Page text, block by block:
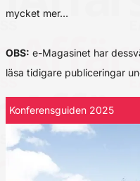
mycket mer…
OBS: e-Magasinet har
läsa tidigare publiceringar
Konferensguiden 2025